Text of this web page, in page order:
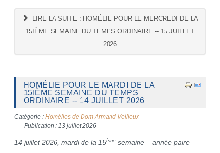
LIRE LA SUITE : HOMÉLIE POUR LE MERCREDI DE LA
15IÈME SEMAINE DU TEMPS ORDINAIRE -- 15 JUILLET
2026
HOMÉLIE POUR LE MARDI DE LA
15IÈME SEMAINE DU TEMPS
ORDINAIRE -- 14 JUILLET 2026
Catégorie : Homélies de Dom Armand Veilleux
Publication : 13 juillet 2026
14 juillet 2026, mardi de la 15ème semaine – année paire